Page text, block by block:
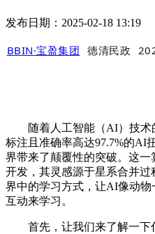
发布日期：2025-02-18 13:19
BBIN·宝盈集团 德清民政
随着人工智能（AI）技术
标注且准确率高达97.7%的AI
界带来了颠覆性的突破。这
开发，其灵感源于星系合并
界中的学习方式，让AI像动
互动来学习。
首先，让我们来了解一下